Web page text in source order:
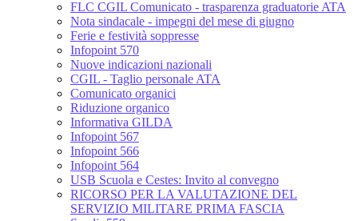
FLC CGIL Comunicato - trasparenza graduatorie ATA
Nota sindacale - impegni del mese di giugno
Ferie e festività soppresse
Infopoint 570
Nuove indicazioni nazionali
CGIL - Taglio personale ATA
Comunicato organici
Riduzione organico
Informativa GILDA
Infopoint 567
Infopoint 566
Infopoint 564
USB Scuola e Cestes: Invito al convegno
RICORSO PER LA VALUTAZIONE DEL
SERVIZIO MILITARE PRIMA FASCIA